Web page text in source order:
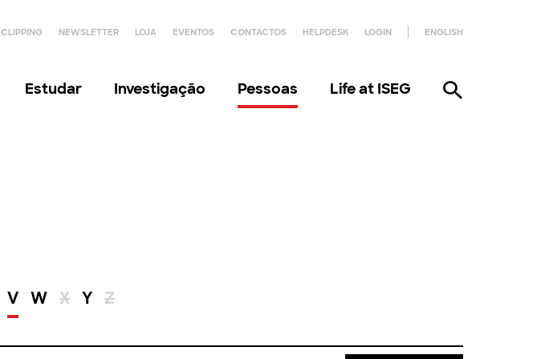
CLIPPING NEWSLETTER LOJA EVENTOS CONTACTOS HELPDESK LOGIN ENGLISH
Estudar Investigação Pessoas Life at ISEG
V W X Y Z